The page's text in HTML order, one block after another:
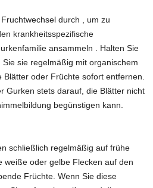
durch , um zu
krankheitsspezifische
ansammeln . Halten Sie
sie regelmäßig mit organischem
Blätter oder Früchte sofort entfernen.
Gurken stets darauf, die Blätter nicht
begünstigen kann.
schließlich regelmäßig auf frühe
weiße oder gelbe Flecken auf den
Früchte. Wenn Sie diese